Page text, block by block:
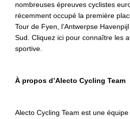
nombreuses épreuves cyclistes
récemment occupé la première
Tour de Fyen, l’Antwerpse
Sud. Cliquez ici pour connaître les
sportive.
À propos d’Alecto Cycling Team
Alecto Cycling Team est une